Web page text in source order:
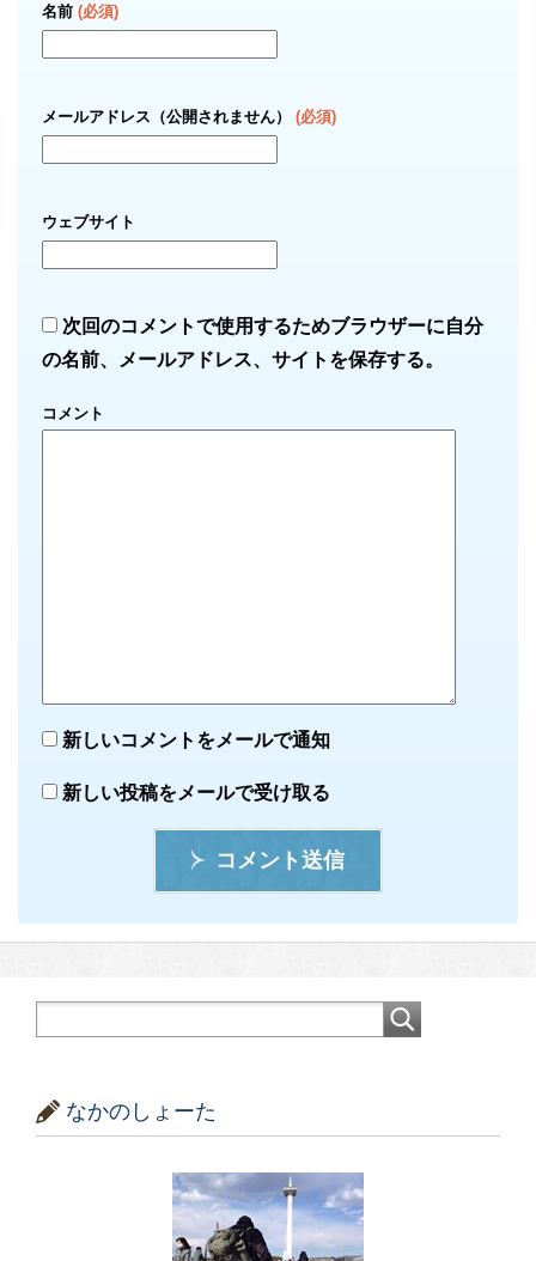
名前 (必須)
メールアドレス（公開されません） (必須)
ウェブサイト
次回のコメントで使用するためブラウザーに自分
の名前、メールアドレス、サイトを保存する。
コメント
新しいコメントをメールで通知
新しい投稿をメールで受け取る
コメント送信
なかのしょーた